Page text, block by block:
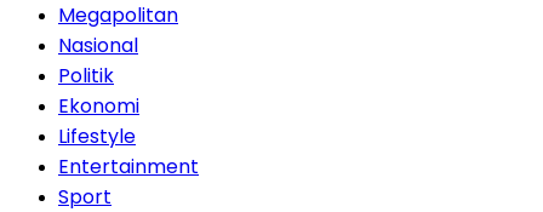
Megapolitan
Nasional
Politik
Ekonomi
Lifestyle
Entertainment
Sport